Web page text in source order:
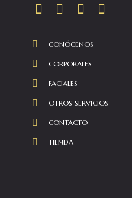
CONÓCENOS
CORPORALES
FACIALES
OTROS SERVICIOS
CONTACTO
TIENDA